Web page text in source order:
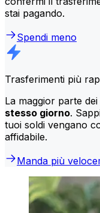
stai pagando.
Spendi meno
Trasferimenti più
La maggior parte
stesso giorno.
tuoi soldi vengano
affidabile.
Manda più